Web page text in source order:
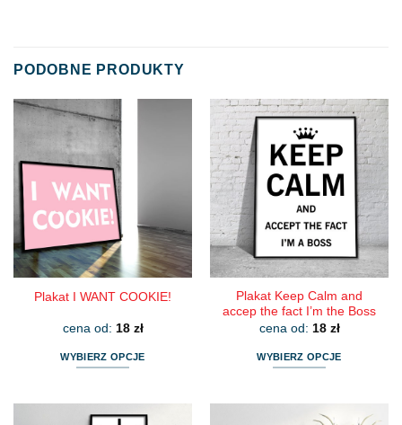
PODOBNE PRODUKTY
Plakat I WANT COOKIE!
cena od: 18 zł
WYBIERZ OPCJE
ma
Plakat Keep Calm and
accep the fact I’m the Boss
cena od: 18 zł
WYBIERZ OPCJE